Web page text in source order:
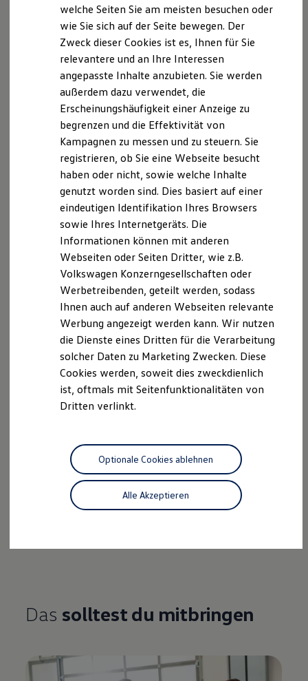
Das Wichtigstein Kürze
Angebotene Bereiche
Forschung und Entwicklung, Produktion und Logistik,
Marketing und Vertrieb, Organisation und Systeme,
Presse und Kommunikation, Beschaffung,
Qualitätssicherung, Personal, Controlling, Finanzen,
Investor Relations, Recht
Dauer der Praktika
Drei bis sechs Monate bzw. sechs bis zwölf Monate
Start der Praktika
Ganzjährig
Circa 2000 BRL brutto pro Monat; Unterstützung bei
der Suche einer Unterkunft; Mittagessen im
Unternehmen; Transport zum Unternehmen
Das solltest du mitbringen
welche Seiten Sie am meisten besuchen oder
wie Sie sich auf der Seite bewegen. Der
Zweck dieser Cookies ist es, Ihnen für Sie
relevantere und an Ihre Interessen
angepasste Inhalte anzubieten. Sie werden
außerdem dazu verwendet, die
Erscheinungshäufigkeit einer Anzeige zu
begrenzen und die Effektivität von
Kampagnen zu messen und zu steuern. Sie
registrieren, ob Sie eine Webseite besucht
haben oder nicht, sowie welche Inhalte
genutzt worden sind. Dies basiert auf einer
eindeutigen Identifikation Ihres Browsers
sowie Ihres Internetgeräts. Die
Informationen können mit anderen
Webseiten oder Seiten Dritter, wie z.B.
Volkswagen Konzerngesellschaften oder
Werbetreibenden, geteilt werden, sodass
Ihnen auch auf anderen Webseiten relevante
Werbung angezeigt werden kann. Wir nutzen
die Dienste eines Dritten für die Verarbeitung
solcher Daten zu Marketing Zwecken. Diese
Cookies werden, soweit dies zweckdienlich
ist, oftmals mit Seitenfunktionalitäten von
Dritten verlinkt.
Alle Akzeptieren
Optionale Cookies ablehnen